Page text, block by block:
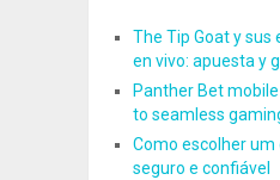
The Tip Goat y
en vivo: apuesta y
Panther Bet
to seamless
Como escolher um
seguro e confiável